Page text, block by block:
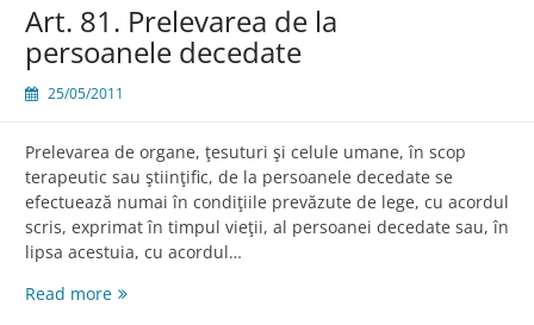
în
viaţă
Art. 81. Prelevarea de la
persoanele decedate
25/05/2011
Prelevarea de organe, ţesuturi şi celule umane, în scop
terapeutic sau ştiinţific, de la persoanele decedate se
efectuează numai în condiţiile prevăzute de lege, cu acordul
scris, exprimat în timpul vieţii, al persoanei decedate sau, în
lipsa acestuia, cu acordul…
Read moreArt.